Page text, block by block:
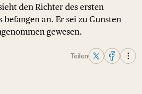
den Richter des ersten
befangen an. Er sei zu Gunsten
gewesen.
Teilen